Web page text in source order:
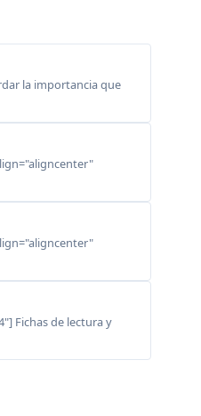
la importancia que
Fichas de lectura y